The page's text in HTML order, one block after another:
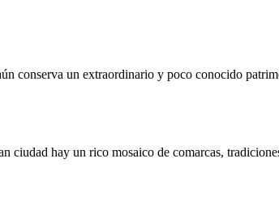
conserva un extraordinario y poco conocido
hay un rico mosaico de comarcas,